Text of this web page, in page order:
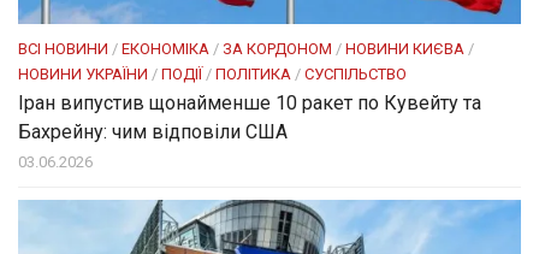
ВСІ НОВИНИ / ЕКОНОМІКА / ЗА КОРДОНОМ / НОВИНИ КИЄВА /
НОВИНИ УКРАЇНИ / ПОДІЇ / ПОЛІТИКА / СУСПІЛЬСТВО
Іран випустив щонайменше 10 ракет по Кувейту та
Бахрейну: чим відповіли США
03.06.2026